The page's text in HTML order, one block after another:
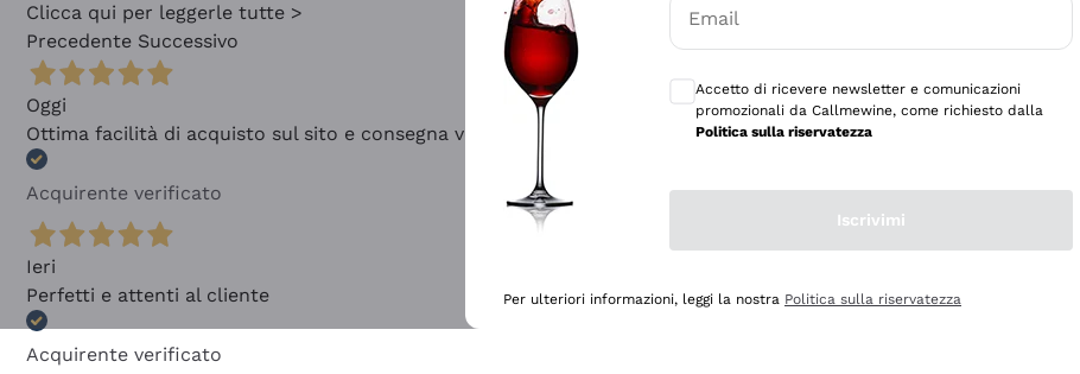
Clicca qui per leggerle tutte >
Precedente Successivo
Oggi
Ottima facilità di acquisto sul sito e consegna velocissima
Acquirente verificato
Ieri
Perfetti e attenti al cliente
Acquirente verificato
Email
Accetto di ricevere newsletter e comunicazioni
promozionali da Callmewine, come richiesto dalla
Politica sulla riservatezza
Iscrivimi
Per ulteriori informazioni, leggi la nostra Politica sulla riservatezza